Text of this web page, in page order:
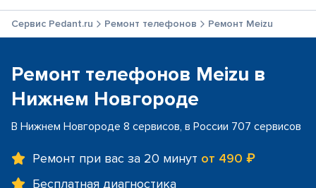
Сервис Pedant.ru Ремонт телефонов Ремонт Meizu
Ремонт телефонов Meizu в
Нижнем Новгороде
В Нижнем Новгороде 8 сервисов, в России 707 сервисов
Ремонт при вас за 20 минут от 490 ₽
Бесплатная диагностика